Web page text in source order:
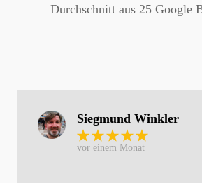
Durchschnitt aus 25 Google
Siegmund Winkler
vor einem Monat